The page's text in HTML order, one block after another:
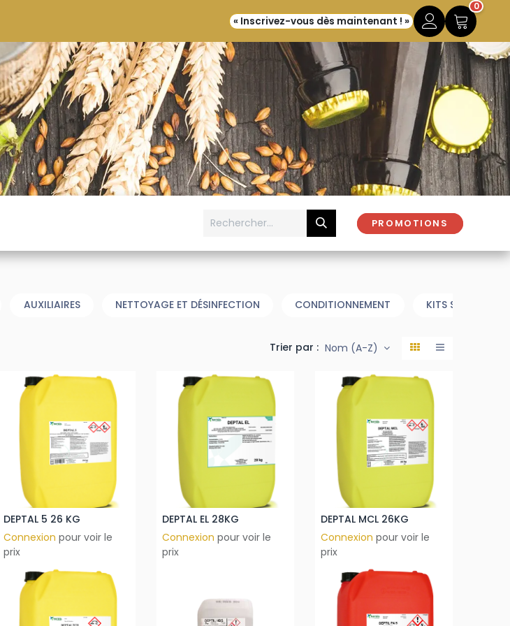
« Inscrivez-vous dès maintenant ! »
0
PROMOTIONS
AUXILIAIRES NETTOYAGE ET DÉSINFECTION CONDITIONNEMENT KITS SENSORIELS
Trier par : Nom (A-Z)
DEPTAL 5 26 KG
Connexion pour voir le
prix
DEPTAL EL 28KG
Connexion pour voir le
prix
DEPTAL MCL 26KG
Connexion pour voir le
prix